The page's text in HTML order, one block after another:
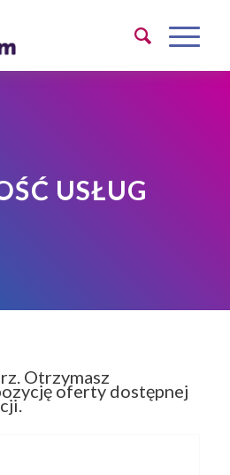
USŁUG
Otrzymasz
oferty dostępnej